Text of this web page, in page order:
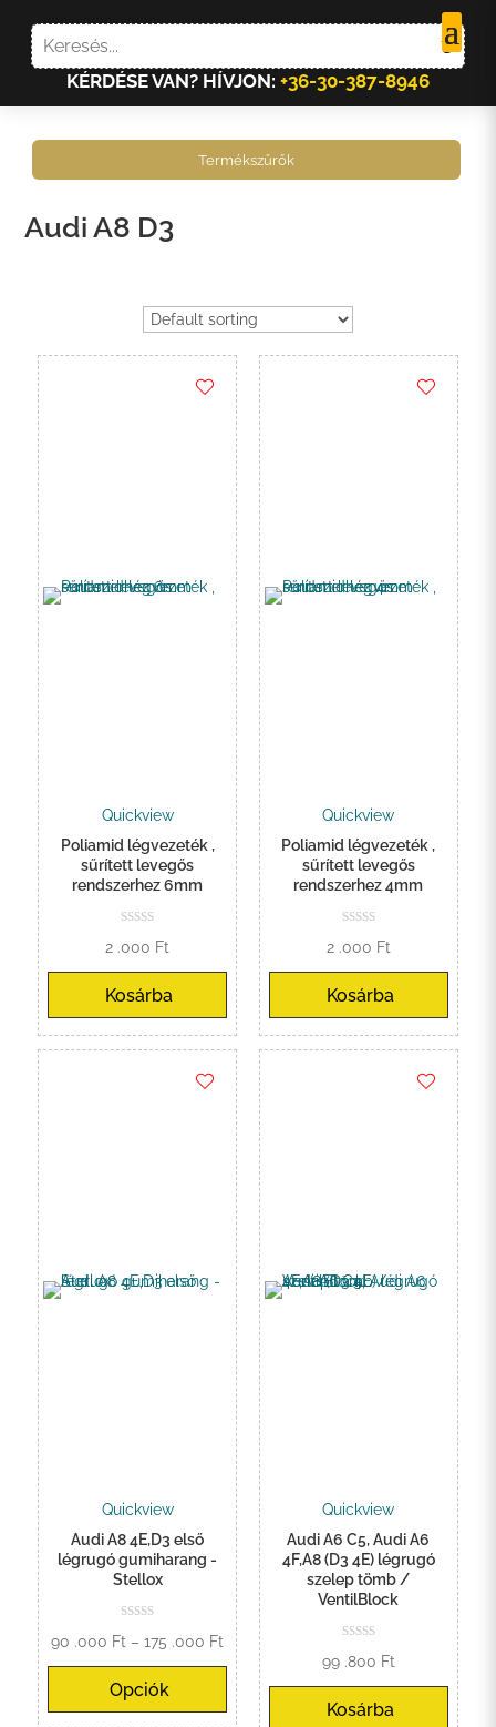
KÉRDÉSE VAN? HÍVJON: +36-30-387-8946
Termékszűrők
Audi A8 D3
Quickview
Poliamid légvezeték ,
sűrített levegős
rendszerhez 6mm
2 .000 Ft
Kosárba
Quickview
Poliamid légvezeték ,
sűrített levegős
rendszerhez 4mm
2 .000 Ft
Kosárba
Quickview
Audi A8 4E,D3 első
légrugó gumiharang -
Stellox
90 .000 Ft – 175 .000 Ft Ártartomány:
90
.000 Ft
-
Opciók
Quickview
Audi A6 C5, Audi A6
4F,A8 (D3 4E) légrugó
szelep tömb /
VentilBlock
99 .800 Ft
Kosárba